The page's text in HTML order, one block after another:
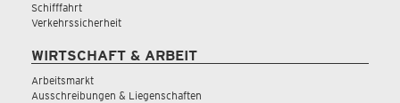
Schifffahrt
Verkehrssicherheit
WIRTSCHAFT & ARBEIT
Arbeitsmarkt
Ausschreibungen & Liegenschaften